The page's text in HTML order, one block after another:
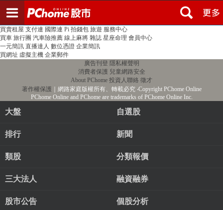
PChome首頁 線上購物 24h購物 書店
買賣租屋 支付連 國際連 Pi 拍錢包 旅遊 服務中心
買車 旅行團 汽車險推薦 線上麻將 雜誌 星座命理 會員中心
一元簡訊 直播達人 數位憑證 企業簡訊
買網址 虛擬主機 企業郵件
廣告刊登 隱私權聲明
消費者保護 兒童網路安全
About PChome 投資人聯絡 徵才
著作權保護 ｜網路家庭版權所有、轉載必究‧Copyright PChome Online
PChome Online and PChome are trademarks of PChome Online Inc.
大盤 自選股
排行 新聞
類股 分類報價
三大法人 融資融券
股市公告 個股分析